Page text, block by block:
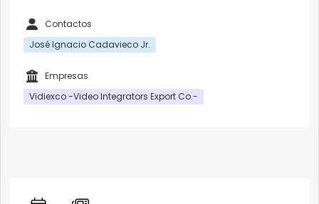
Contactos
José Ignacio Cadavieco Jr.
Empresas
Vidiexco -Video Integrators Export Co.-